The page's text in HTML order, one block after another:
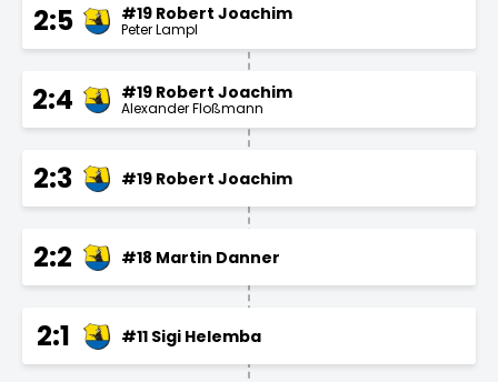
2:5 #19 Robert Joachim
Peter Lampl
2:4 #19 Robert Joachim
Alexander Floßmann
2:3 #19 Robert Joachim
2:2 #18 Martin Danner
2:1 #11 Sigi Helemba